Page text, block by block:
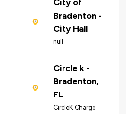
City of
Bradenton -
City Hall
null
Circle k -
Bradenton,
FL
CircleK Charge